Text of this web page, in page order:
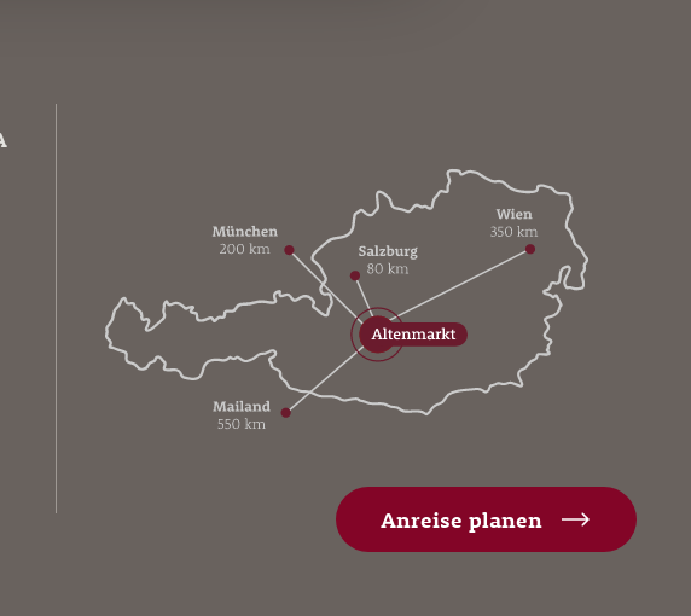
Anreise planen